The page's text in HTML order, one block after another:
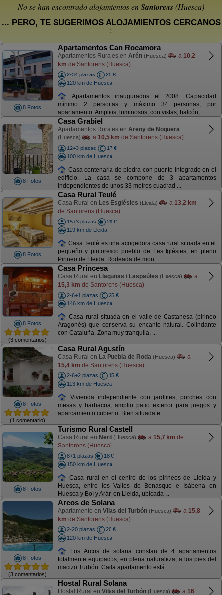
No se han encontrado alojamientos enSantorens(Huesca)
... PERO, TE SUGERIMOS ALOJAMIENTOS CERCANOS
:
8 Fotos
Apartamentos Can Rocamora
Apartamentos Rurales en Arén (Huesca) a 10,2
km de Santorens (Huesca)
2-34 plazas
25 €
120 km de Huesca
Apartamentos inaugurados el 2008: Capacidad
mínimo 2 personas y máximo 34 personas, por
apartamento. Amplios, luminosos, con vistas, balcón, ...
8 Fotos
Casa Grabiel
Apartamentos Rurales en Areny de Noguera
(Huesca) a 10,5 km de Santorens (Huesca)
12+3 plazas
17 €
100 km de Huesca
Casa centenaria de piedra con puente integrado en el
edificio. La casa se compone de 3 apartamentos
independientes de unos 33 metros cuadrad ...
8 Fotos
Casa Rural Teulé
Casa Rural en Les Esglésies (Lleida) a 13,2 km
de Santorens (Huesca)
15+3 plazas
20 €
119 km de Lleida
Casa Teulé es una acogedora casa rural situada en el
pequeño y pintoresco pueblo de Les Iglésies, en pleno
Pirineo de Lleida. Rodeada de mon ...
8 Fotos
(3 comentarios)
Casa Princesa
Casa Rural en Llagunas / Laspaúles (Huesca)
a
15,3 km de Santorens (Huesca)
2-6+1 plazas
25 €
146 km de Huesca
Casa rural situada en el valle de Castanesa (pirineo
Aragonés) que conserva su encanto natural. Colindante
con Cataluña. Zona muy tranquila, ...
8 Fotos
(1 comentario)
Casa Rural Agustín
Casa Rural en La Puebla de Roda (Huesca)
a
15,4 km de Santorens (Huesca)
2-6+2 plazas
15 €
113 km de Huesca
Vivienda independiente con jardines, porches con
mesas y barbacoa, amplio patio exterior para juegos y
aparcamiento cubierto. Bien situada e ...
8 Fotos
Turismo Rural Castell
Casa Rural en Neril (Huesca) a 15,7 km de
Santorens (Huesca)
8+1 plazas
18 €
150 km de Huesca
Casa rural en el centro de los pirineos de Lleida y
Huesca, entre los Valles de Benasque e Isábena en
Huesca y Boí y Arán en Lleida, ubicada ...
8 Fotos
(3 comentarios)
Arcos de Solana
Apartamento en Vilas del Turbón (Huesca) a 15,8
km de Santorens (Huesca)
2-20 plazas
20 €
120 km de Huesca
Los Arcos de solana constan de 4 apartamentos
totalmente equipados, en plena naturaleza, a los pies del
macizo Turbón. Cada apartamento está ...
Hostal Rural Solana
Hostal Rural en Vilas del Turbón (Huesca) a 16